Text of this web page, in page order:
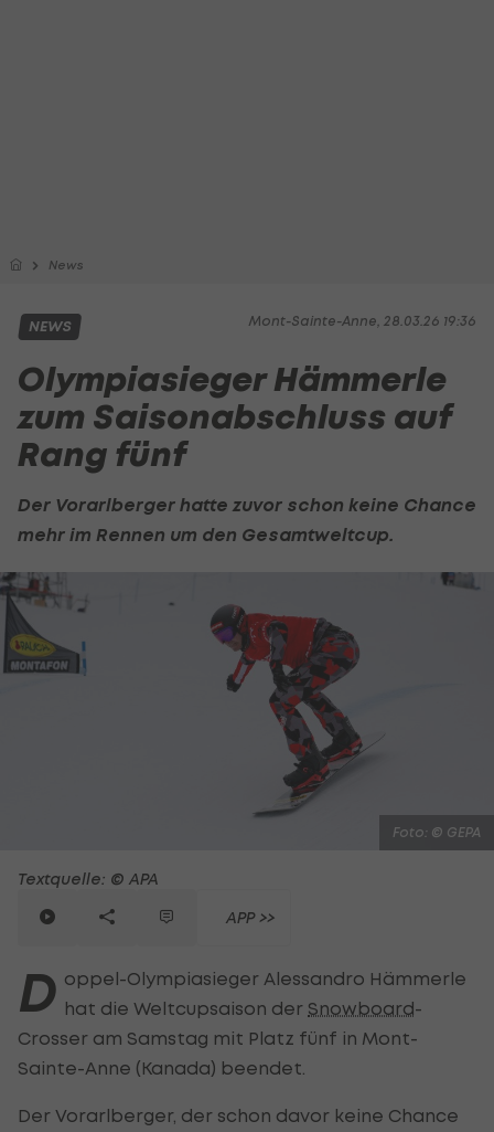
News
Mont-Sainte-Anne, 28.03.26 19:36
NEWS
Olympiasieger Hämmerle
zum Saisonabschluss auf
Rang fünf
Der Vorarlberger hatte zuvor schon keine Chance
mehr im Rennen um den Gesamtweltcup.
Foto: © GEPA
Textquelle: © APA
APP >>
D oppel-Olympiasieger Alessandro Hämmerle
hat die Weltcupsaison der Snowboard-
Crosser am Samstag mit Platz fünf in Mont-
Sainte-Anne (Kanada) beendet.
Der Vorarlberger, der schon davor keine Chance